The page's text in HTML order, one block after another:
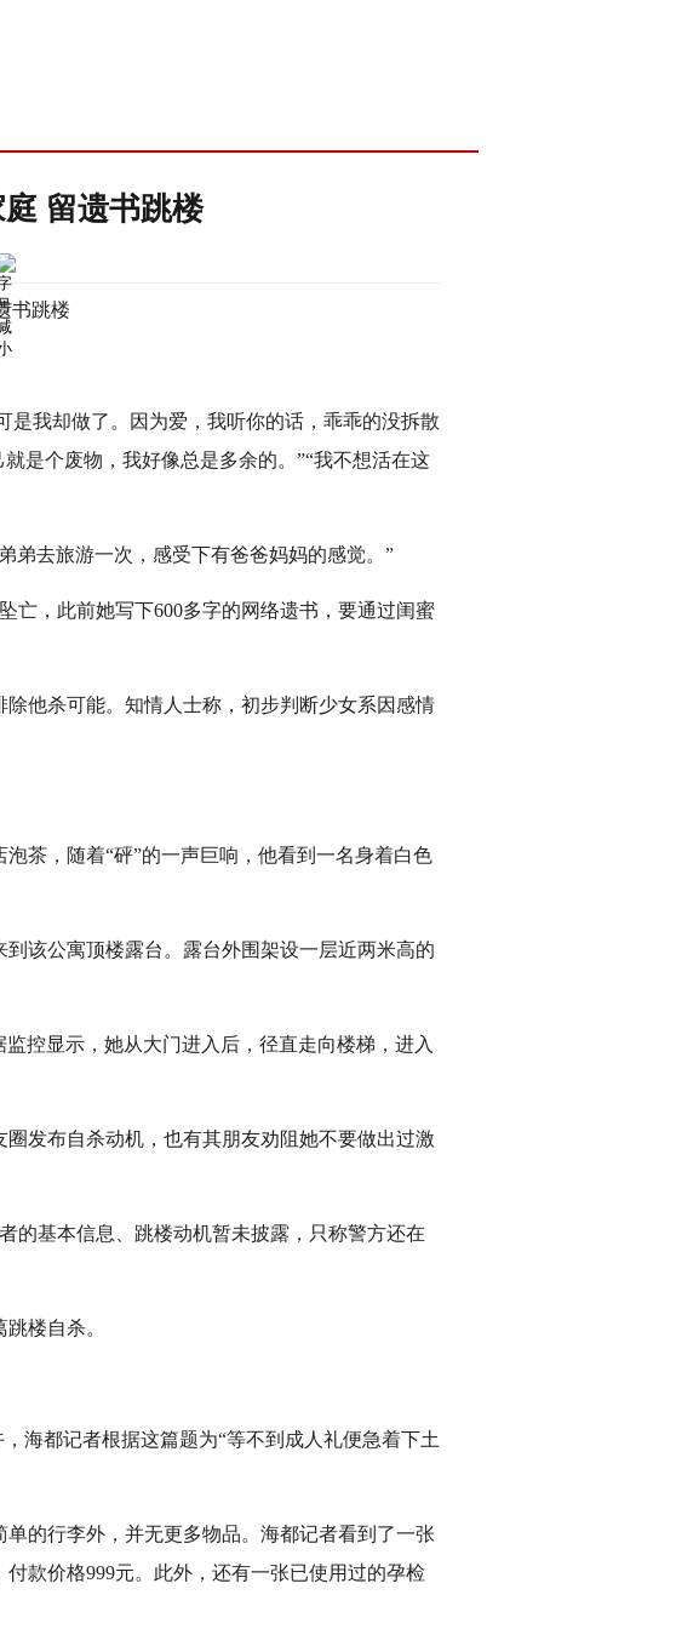
留遗书跳楼
是我却做了。因为爱，我听你的话，乖乖的没拆散
是个废物，我好像总是多余的。”“我不想活在这
去旅游一次，感受下有爸爸妈妈的感觉。”
，此前她写下600多字的网络遗书，要通过闺蜜
他杀可能。知情人士称，初步判断少女系因感情
，随着“砰”的一声巨响，他看到一名身着白色
公寓顶楼露台。露台外围架设一层近两米高的
显示，她从大门进入后，径直走向楼梯，进入
发布自杀动机，也有其朋友劝阻她不要做出过激
基本信息、跳楼动机暂未披露，只称警方还在
楼自杀。
都记者根据这篇题为“等不到成人礼便急着下土
行李外，并无更多物品。海都记者看到了一张
款价格999元。此外，还有一张已使用过的孕检